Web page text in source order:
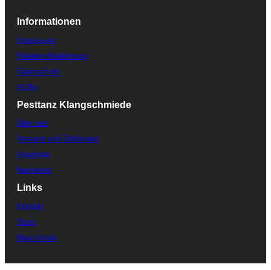
Informationen
Impressum
Wiederrufsbelehrung
Datenschutz
AGBs
Pesttanz Klangschmiede
Über uns
Versand und Zahlungen
Angebote
Neuheiten
Links
Kontakt
Shop
Mein Konto